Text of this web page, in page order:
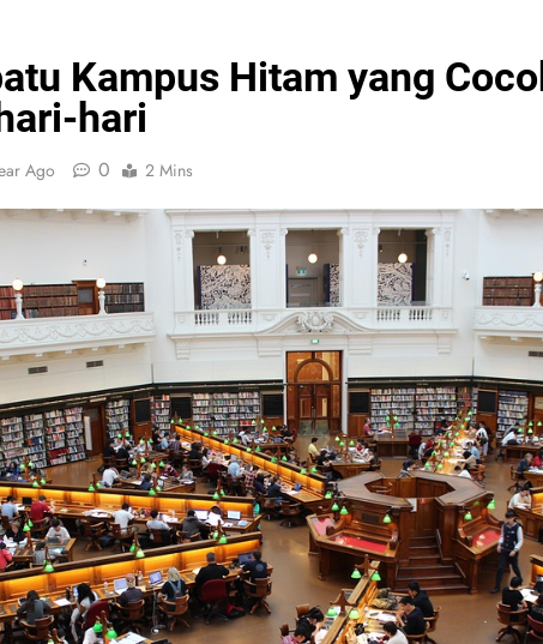
Kampus Hitam yang
hari
Ago 0 2 Mins